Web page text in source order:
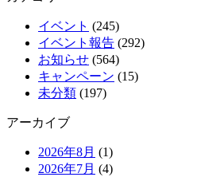
イベント (245)
イベント報告 (292)
お知らせ (564)
キャンペーン (15)
未分類 (197)
アーカイブ
2026年8月 (1)
2026年7月 (4)